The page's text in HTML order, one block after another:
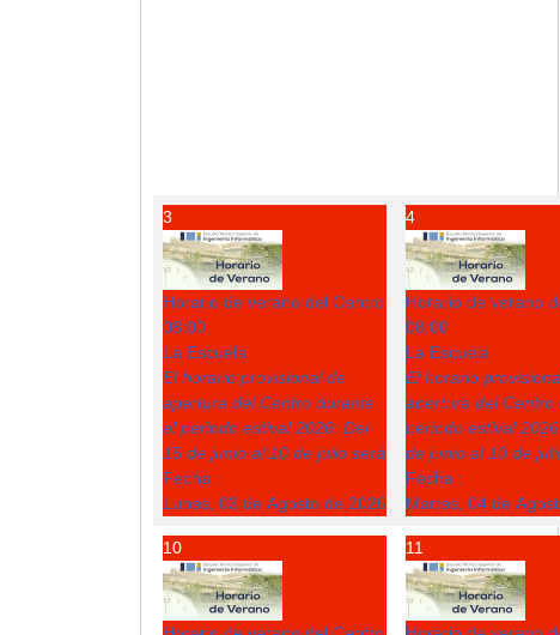
3
Horario de verano del Centro
08:00
La Escuela
El horario provisional de
apertura del Centro durante
el periodo estival 2026: Del
15 de junio al 10 de julio será
Fecha :
Lunes, 03 de Agosto de 2026
4
Horario de verano
08:00
La Escuela
El horario
apertura del Centro
periodo estival
de junio al 10 de
Fecha :
Martes, 04 de
10 11